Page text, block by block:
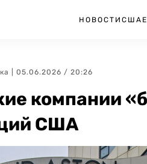
НОВОСТИ США
| 05.06.2026 / 20:26
компании
США